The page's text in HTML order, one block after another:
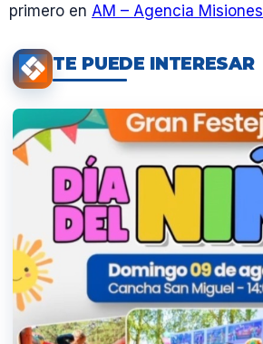
primero en AM – Agencia Misiones
TE PUEDE INTERESAR